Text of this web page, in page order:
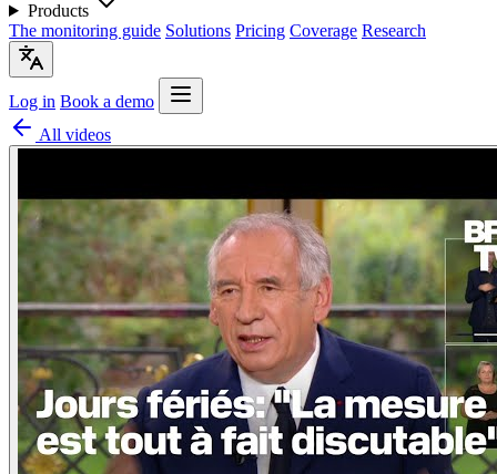
Products
The monitoring guide Solutions Pricing Coverage Research
Log in Book a demo
All videos